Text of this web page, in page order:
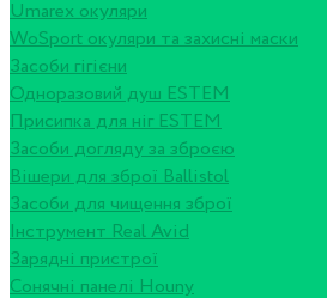
Umarex окуляри
WoSport окуляри та захисні маски
Засоби гігієни
Одноразовий душ ESTEM
Присипка для ніг ESTEM
Засоби догляду за зброєю
Вішери для зброї Ballistol
Засоби для чищення зброї
Інструмент Real Avid
Зарядні пристрої
Сонячні панелі Houny